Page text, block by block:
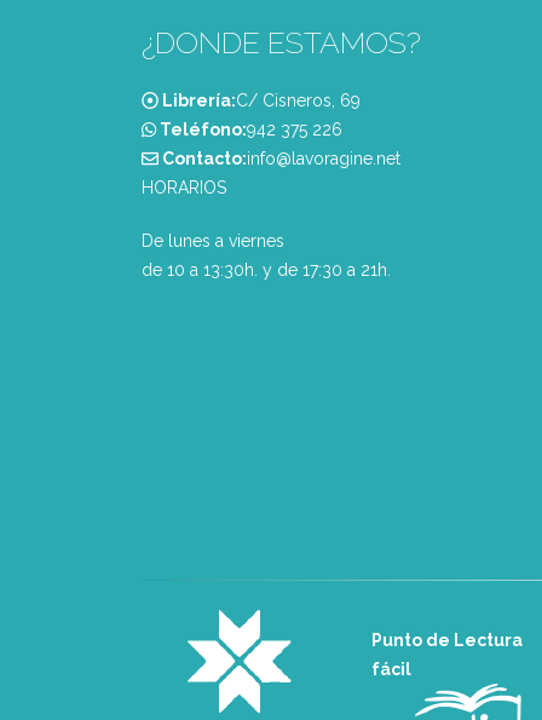
¿DONDE ESTAMOS?
Librería:C/ Cisneros, 69
Teléfono:‭942 375 226‬
Contacto:info@lavoragine.net
HORARIOS
De lunes a viernes
de 10 a 13:30h. y de 17:30 a 21h.
Punto de Lectura
fácil